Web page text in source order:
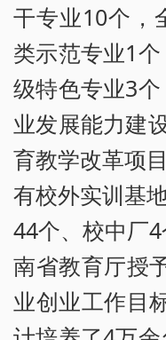
干专业10个，
类示范专业1
级特色专业3
业发展能力建
育教学改革项
有校外实训基
44个、校中厂
南省教育厅授
业创业工作目